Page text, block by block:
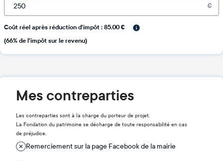
€
Coût réel après réduction d'impôt : 85.00 €
(66% de l'impôt sur le revenu)
Mes contreparties
Les contreparties sont à la charge du porteur de projet.
La Fondation du patrimoine se décharge de toute responsabilité en cas
de préjudice.
Remerciement sur la page Facebook de la mairie